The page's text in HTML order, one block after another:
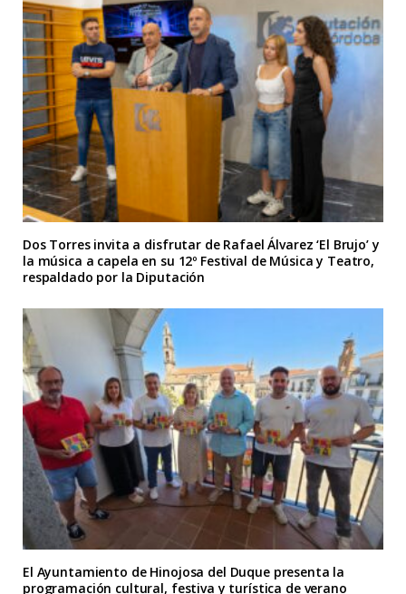
Dos Torres invita a disfrutar de Rafael Álvarez ‘El Brujo’ y
la música a capela en su 12º Festival de Música y Teatro,
respaldado por la Diputación
El Ayuntamiento de Hinojosa del Duque presenta la
programación cultural, festiva y turística de verano